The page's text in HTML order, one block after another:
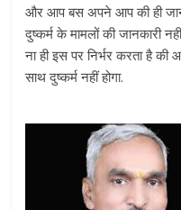
o
k
r
p
p
और आप बस अपने आप की ही
दुष्कर्म के मामलों की जानकारी
ना ही इस पर निर्भर करता है
साथ दुष्कर्म नहीं होगा.